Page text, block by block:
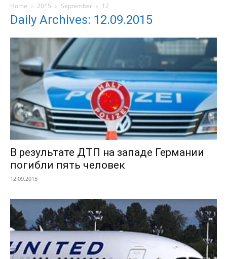
Home 2015 September 12
Daily Archives: 12.09.2015
В результате ДТП на западе Германии
погибли пять человек
12.09.2015